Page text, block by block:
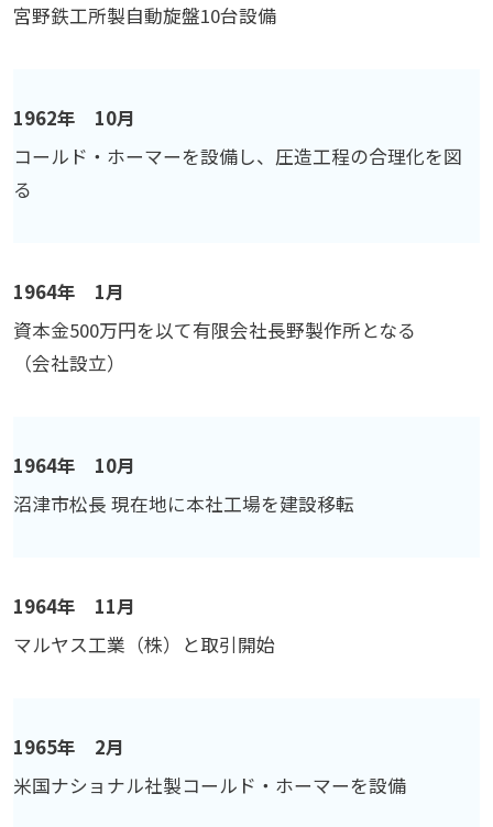
宮野鉄工所製自動旋盤10台設備
1962年 10月
コールド・ホーマーを設備し、圧造工程の合理化を図
る
1964年 1月
資本金500万円を以て有限会社長野製作所となる
（会社設立）
1964年 10月
沼津市松長 現在地に本社工場を建設移転
1964年 11月
マルヤス工業（株）と取引開始
1965年 2月
米国ナショナル社製コールド・ホーマーを設備